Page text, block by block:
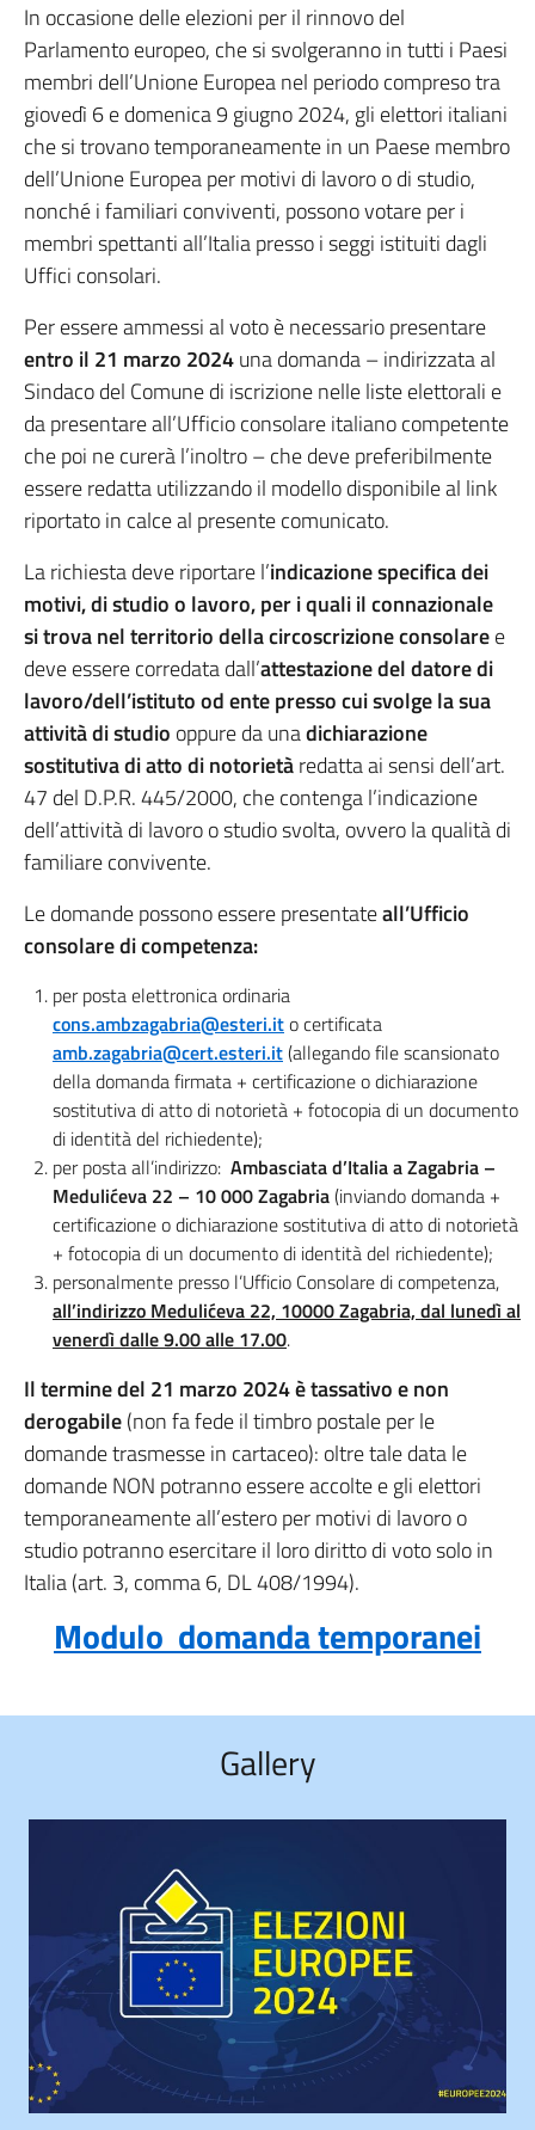
In occasione delle elezioni per il rinnovo del
Parlamento europeo, che si svolgeranno in tutti i Paesi
membri dell’Unione Europea nel periodo compreso tra
giovedì 6 e domenica 9 giugno 2024, gli elettori italiani
che si trovano temporaneamente in un Paese membro
dell’Unione Europea per motivi di lavoro o di studio,
nonché i familiari conviventi, possono votare per i
membri spettanti all’Italia presso i seggi istituiti dagli
Uffici consolari.
Per essere ammessi al voto è necessario presentare
entro il 21 marzo 2024una domanda – indirizzata al
Sindaco del Comune di iscrizione nelle liste elettorali e
da presentare all’Ufficio consolare italiano competente
che poi ne curerà l’inoltro – che deve preferibilmente
essere redatta utilizzando il modello disponibile al link
riportato in calce al presente comunicato.
La richiesta deve riportare l’indicazione specifica dei
motivi, di studio o lavoro, per i quali il connazionale
si trova nel territorio della circoscrizione consolaree
deve essere corredata dall’attestazione del datore di
lavoro/dell’istituto od ente presso cui svolge la sua
attività di studio oppure da unadichiarazione
sostitutiva di atto di notorietàredatta ai sensi dell’art.
47 del D.P.R. 445/2000, che contenga l’indicazione
dell’attività di lavoro o studio svolta, ovvero la qualità di
familiare convivente.
Le domande possono essere presentateall’Ufficio
consolare di competenza:
per posta elettronica ordinaria
cons.ambzagabria@esteri.ito certificata
amb.zagabria@cert.esteri.it(allegando file scansionato
della domanda firmata + certificazione o dichiarazione
sostitutiva di atto di notorietà + fotocopia di un documento
di identità del richiedente);
per posta all’indirizzo: Ambasciata d’Italia a Zagabria –
Medulićeva 22 – 10 000 Zagabria(inviando domanda +
certificazione o dichiarazione sostitutiva di atto di notorietà
+ fotocopia di un documento di identità del richiedente);
personalmente presso l’Ufficio Consolare di competenza,
all’indirizzo Medulićeva 22, 10000 Zagabria, dal lunedì al
venerdì dalle 9.00 alle 17.00.
Il termine del 21 marzo 2024 è tassativo e non
derogabile(non fa fede il timbro postale per le
domande trasmesse in cartaceo): oltre tale data le
domande NON potranno essere accolte e gli elettori
temporaneamente all’estero per motivi di lavoro o
studio potranno esercitare il loro diritto di voto solo in
Italia (art. 3, comma 6, DL 408/1994).
Modulo domanda temporanei
Gallery